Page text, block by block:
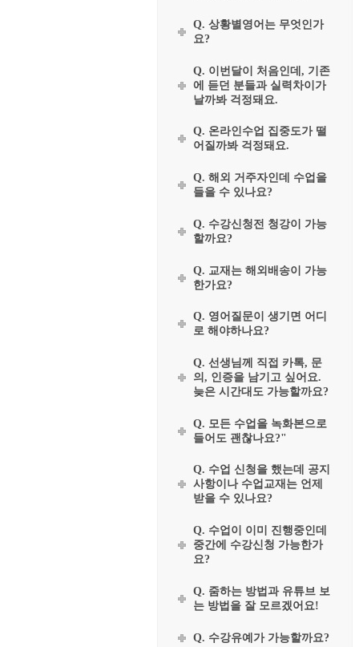
Q. 상황별영어는 무엇인가
요?
Q. 이번달이 처음인데, 기존
에 듣던 분들과 실력차이가
날까봐 걱정돼요.
Q. 온라인수업 집중도가 떨
어질까봐 걱정돼요.
Q. 해외 거주자인데 수업을
들을 수 있나요?
Q. 수강신청전 청강이 가능
할까요?
Q. 교재는 해외배송이 가능
한가요?
Q. 영어질문이 생기면 어디
로 해야하나요?
Q. 선생님께 직접 카톡, 문
의, 인증을 남기고 싶어요.
늦은 시간대도 가능할까요?
Q. 모든 수업을 녹화본으로
들어도 괜찮나요?"
Q. 수업 신청을 했는데 공지
사항이나 수업교재는 언제
받을 수 있나요?
Q. 수업이 이미 진행중인데
중간에 수강신청 가능한가
요?
Q. 줌하는 방법과 유튜브 보
는 방법을 잘 모르겠어요!
Q. 수강유예가 가능할까요?